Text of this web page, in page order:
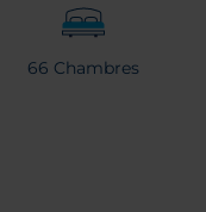
66 Chambres